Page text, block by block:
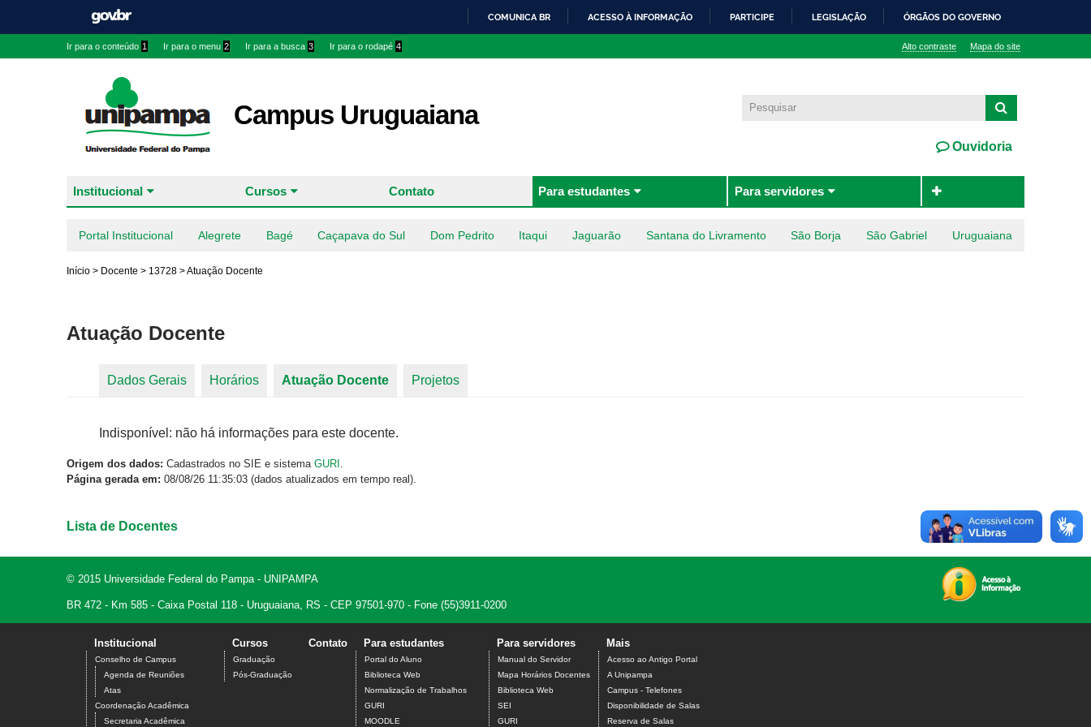
COMUNICA BR ACESSO À INFORMAÇÃO PARTICIPE LEGISLAÇÃO ÓRGÃOS DO GOVERNO
Ir para o conteúdo 1 Ir para o menu 2 Ir para a busca 3 Ir para o rodapé 4 Alto contraste Mapa do site
Campus Uruguaiana
Ouvidoria
Institucional Cursos Contato Para estudantes Para servidores
Portal Institucional Alegrete Bagé Caçapava do Sul Dom Pedrito Itaqui Jaguarão Santana do Livramento São Borja São Gabriel Uruguaiana
Início > Docente > 13728 >Atuação Docente
Atuação Docente
Dados Gerais Horários Atuação Docente (aba ativa)
Projetos
Indisponível: não há informações para este docente.
Origem dos dados: Cadastrados no SIE e sistema GURI
Página gerada em: 08/08/26 11:35:03 (dados atualizados em tempo real).
Lista de Docentes
© 2015 Universidade Federal do Pampa - UNIPAMPA
BR 472 - Km 585 - Caixa Postal 118 - Uruguaiana, RS - CEP 97501-970 - Fone (55)3911-0200
Institucional
Conselho de Campus
Agenda de Reuniões
Atas
Coordenação Acadêmica
Secretaria Acadêmica
Cursos
Graduação
Pós-Graduação
Contato Para estudantes
Portal do Aluno
Biblioteca Web
Normalização de Trabalhos
GURI
MOODLE
Para servidores
Manual do Servidor
Mapa Horários Docentes
Biblioteca Web
SEI
GURI
Mais
Acesso ao Antigo Portal
A Unipampa
Campus - Telefones
Disponibilidade de Salas
Reserva de Salas